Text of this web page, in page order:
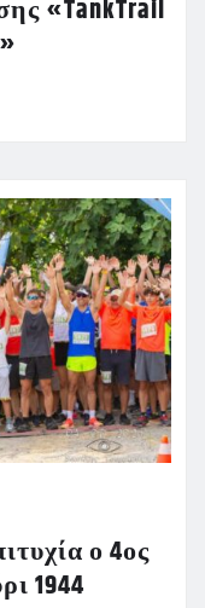
«TankTrail
ο 4ος
1944